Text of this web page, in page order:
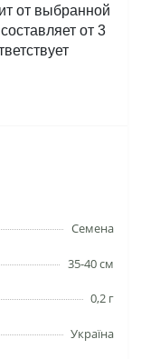
от выбранной
от 3
Семена
35-40 см
0,2 г
Україна